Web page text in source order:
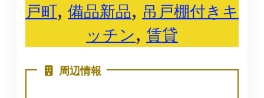
戸町, 備品新品, 吊戸棚付きキ
ッチン, 賃貸
周辺情報